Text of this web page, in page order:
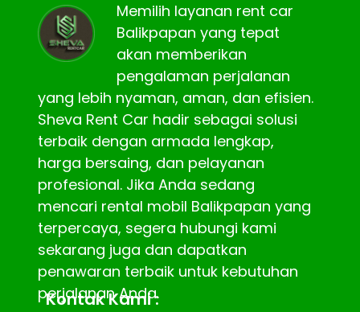
Memilih layanan rent car
Balikpapan yang tepat
akan memberikan
pengalaman perjalanan
yang lebih nyaman, aman, dan efisien.
Sheva Rent Car hadir sebagai solusi
terbaik dengan armada lengkap,
harga bersaing, dan pelayanan
profesional. Jika Anda sedang
mencari rental mobil Balikpapan yang
terpercaya, segera hubungi kami
sekarang juga dan dapatkan
penawaran terbaik untuk kebutuhan
perjalanan Anda.
Kontak Kami :